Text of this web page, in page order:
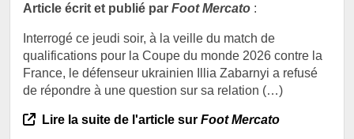
Article écrit et publié par Foot Mercato :
Interrogé ce jeudi soir, à la veille du match de
qualifications pour la Coupe du monde 2026 contre la
France, le défenseur ukrainien Illia Zabarnyi a refusé
de répondre à une question sur sa relation (…)
Lire la suite de l'article sur Foot Mercato